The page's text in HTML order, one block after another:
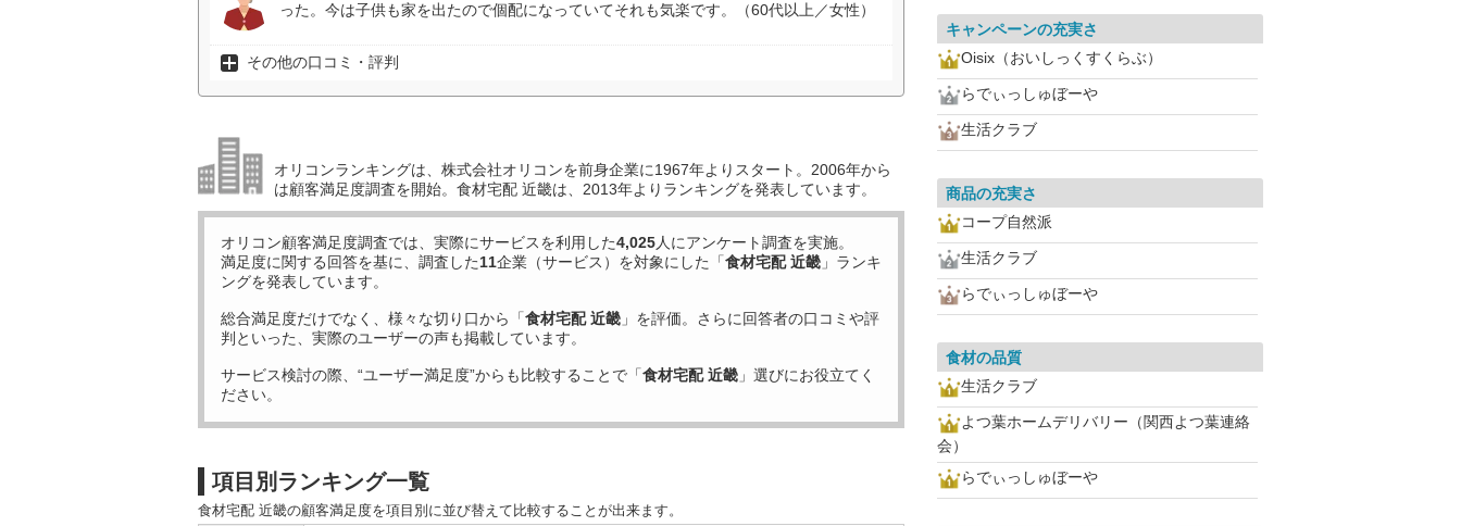
った。今は子供も家を出たので個配になっていてそれも気楽です。（60代以上／女性）
その他の口コミ・評判
オリコンランキングは、株式会社オリコンを前身企業に1967年よりスタート。2006年から
は顧客満足度調査を開始。食材宅配 近畿は、2013年よりランキングを発表しています。
オリコン顧客満足度調査では、実際にサービスを利用した4,025人にアンケート調査を実施。
満足度に関する回答を基に、調査した11企業（サービス）を対象にした「食材宅配 近畿 」ランキ
ングを発表しています。
総合満足度だけでなく、様々な切り口から「食材宅配 近畿 」を評価。さらに回答者の口コミや評
判といった、実際のユーザーの声も掲載しています。
サービス検討の際、“ユーザー満足度”からも比較することで「食材宅配 近畿 」選びにお役立てく
ださい。
項目別ランキング一覧
食材宅配 近畿の顧客満足度を項目別に並び替えて比較することが出来ます。
キャンペーンの充実さ
Oisix（おいしっくすくらぶ）
らでぃっしゅぼーや
生活クラブ
商品の充実さ
コープ自然派
生活クラブ
らでぃっしゅぼーや
食材の品質
生活クラブ
よつ葉ホームデリバリー（関西よつ葉連絡
会）
らでぃっしゅぼーや